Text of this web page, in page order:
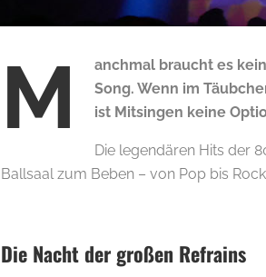
M
anchmal braucht es
Song. Wenn im
ist Mitsingen keine
Die legendären Hits der
Ballsaal zum Beben – von Pop bis
Die Nacht der großen Refrains